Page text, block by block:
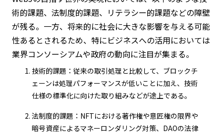
術的課題、法制度的課題、リテラシー的課題などの障壁
が残る。一方、将来的に社会に大きな影響を与える可能
性あるとされるため、特にビジネスへの活用においては
業界コンソーシアムや政府の動向に注目が集まる。
技術的課題：従来の取引処理と比較して、ブロックチ
ェーンは処理パフォーマンスが低いことに加え、技術
仕様の標準化に向けた取り組みなどが途上である。
法制度的課題：NFTにおける著作権や意匠権の限界や
暗号資産によるマネーロンダリング対策、DAOの法律